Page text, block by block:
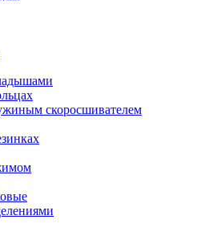
скоросшивателем